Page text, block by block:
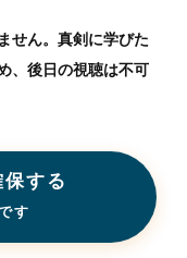
せん。真剣に学びた
、後日の視聴は不可
する
す